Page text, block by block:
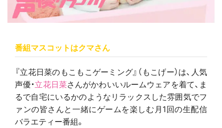
番組マスコットはクマさん
『立花日菜のもこもこゲーミング』（もこげー）は、人気
声優・立花日菜さんがかわいいルームウェアを着て、ま
るで自宅にいるかのようなリラックスした雰囲気でフ
ァンの皆さんと一緒にゲームを楽しむ月1回の生配信
バラエティー番組。